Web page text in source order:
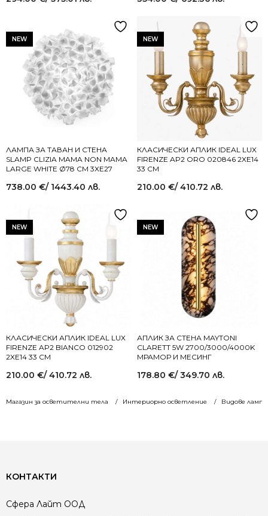
Магазин за осветителни тела Интериорно осветление Видове
NEW
ЛАМПА ЗА ТАВАН И СТЕНА
SLAMP CLIZIA MAMA NON MAMA
LARGE WHITE Ø78 СМ 3XE27
738.00 €/ 1443.40 лв.
NEW
КЛАСИЧЕСКИ АПЛИК IDEAL LUX
FIRENZE AP2 ORO 020846 2XE14
33 СМ
210.00 €/ 410.72 лв.
NEW
КЛАСИЧЕСКИ АПЛИК IDEAL LUX
FIRENZE AP2 BIANCO 012902
2XE14 33 СМ
210.00 €/ 410.72 лв.
NEW
АПЛИК ЗА СТЕНА MAYTONI
CLARETT 5W 2700/3000/4000K
МРАМОР И МЕСИНГ
178.80 €/ 349.70 лв.
КОНТАКТИ
Сфера Лайт ООД